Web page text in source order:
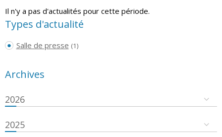
Il n'y a pas d'actualités pour cette période.
Types d'actualité
Salle de presse (1)
Archives
2026
2025